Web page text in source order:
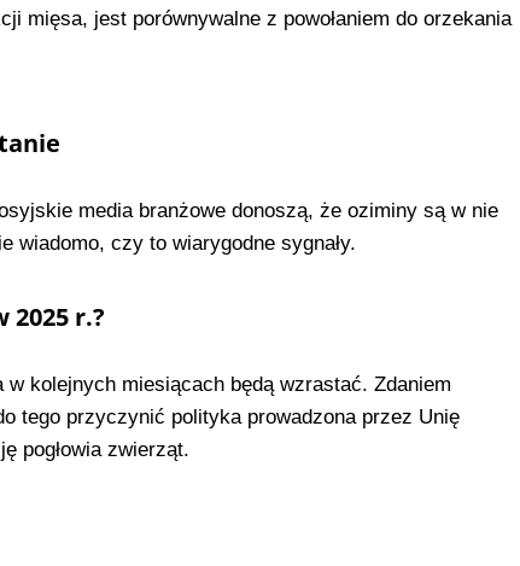
mięsa, jest porównywalne z powołaniem do orzekania
media branżowe donoszą, że oziminy są w nie
wiadomo, czy to wiarygodne sygnały.
2025 r.?
kolejnych miesiącach będą wzrastać. Zdaniem
tego przyczynić polityka prowadzona przez Unię
pogłowia zwierząt.